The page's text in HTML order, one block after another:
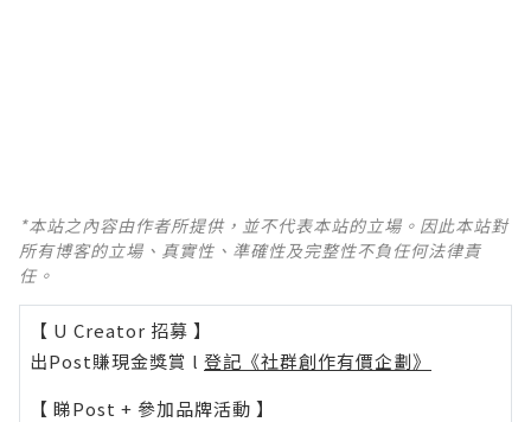
*本站之內容由作者所提供，並不代表本站的立場。因此本站對
所有博客的立場、真實性、準確性及完整性不負任何法律責
任。
【 U Creator 招募 】
出Post賺現金獎賞 l 登記《社群創作有價企劃》
【 睇Post + 參加品牌活動 】